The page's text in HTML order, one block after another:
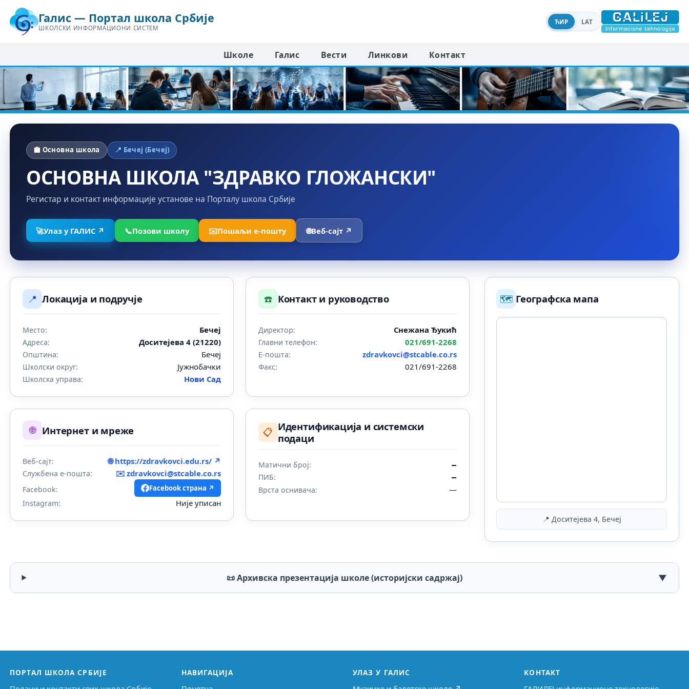
Галис — Портал школа Србије
ШКОЛСКИ ИНФОРМАЦИОНИ СИСТЕМ
ЋИР LAT
Школе Галис Вести Линкови Контакт
🏫 Основна школа 📍 Бечеј (Бечеј)
ОСНОВНА ШКОЛА "ЗДРАВКО ГЛОЖАНСКИ"
Регистар и контакт информације установе на Порталу школа Србије
🚀Улаз у ГАЛИС ↗ 📞Позови школу ✉️Пошаљи е-пошту 🌐Веб-сајт ↗
📍 Локација и подручје
Место: Бечеј
Адреса: Доситејева 4 (21220)
Општина: Бечеј
Школски округ: Јужнобачки
Школска управа: Нови Сад
☎️ Контакт и руководство
Директор: Снежана Ђукић
Главни телефон: 021/691-2268
Е-пошта: zdravkovci@stcable.co.rs
Факс: 021/691-2268
🌐 Интернет и мреже
Веб-сајт: 🌐 https://zdravkovci.edu.rs/ ↗
Службена е-пошта: ✉️zdravkovci@stcable.co.rs
Facebook: Facebook страна ↗
Instagram: Није уписан
📋 Идентификација и системски
подаци
Матични број: —
ПИБ: —
Врста оснивача: —
🗺️ Географска мапа
📍 Доситејева 4, Бечеј
📜 Архивска презентација школе (историјски садржај) ▼
ПОРТАЛ ШКОЛА СРБИЈЕ НАВИГАЦИЈА УЛАЗ У ГАЛИС КОНТАКТ